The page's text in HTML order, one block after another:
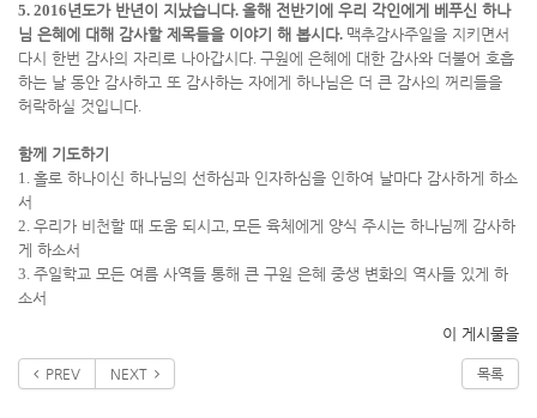
5. 2016년도가 반년이 지났습니다. 올해 전반기에 우리 각인에게 베푸신 하나
님 은혜에 대해 감사할 제목들을 이야기 해 봅시다. 맥추감사주일을 지키면서
다시 한번 감사의 자리로 나아갑시다. 구원에 은혜에 대한 감사와 더불어 호흡
하는 날 동안 감사하고 또 감사하는 자에게 하나님은 더 큰 감사의 꺼리들을
허락하실 것입니다.
함께 기도하기
1. 홀로 하나이신 하나님의 선하심과 인자하심을 인하여 날마다 감사하게 하소
서
2. 우리가 비천할 때 도움 되시고, 모든 육체에게 양식 주시는 하나님께 감사하
게 하소서
3. 주일학교 모든 여름 사역들 통해 큰 구원 은혜 중생 변화의 역사들 있게 하
소서
이 게시물을
PREV NEXT 목록